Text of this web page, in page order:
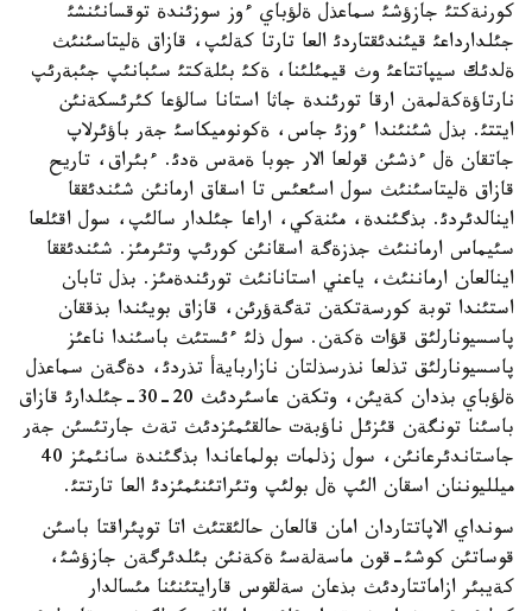
كورنةكتئ جازؤشئ سماعذل ةلؤباي ءوز سوزئندة توقسانئنشئ
جئلدارداعئ قيئندئقتاردئ العا تارتا كةلئپ، قازاق ةليتاسئنئث
ةلدئك سيپاتتاعئ وث قيمئلئنا، ةكئ بئلةكتئ سئبانئپ جئبةرئپ
نارتاؤةكةلمةن ارقا تورئندة جاثا استانا سالؤعا كئرئسكةنئن
ايتتئ. بذل شئنئندا ءوزئ جاس، ةكونوميكاسئ جةر باؤئرلاپ
جاتقان ةل ءذشئن قولعا الار جوبا ةمةس ةدئ. ءبئراق، تاريح
قازاق ةليتاسئنئث سول اسئعئس تا اسقاق ارمانئن شئندئققا
اينالدئردئ. بذگئندة، مئنةكي، اراعا جئلدار سالئپ، سول اقئلعا
سئيماس ارماننئث جذزةگة اسقانئن كورئپ وتئرمئز. شئندئققا
اينالعان ارماننئث، ياعني استانانئث تورئندةمئز. بذل تابان
استئندا توبة كورسةتكةن تةگةؤرئن، قازاق بويئندا بذققان
پاسسيونارلئق قؤات ةكةن. سول ذلئ ءئستئث باسئندا ناعئز
پاسسيونارلئق تذلعا نذرسذلتان نازاربايةأ تذردئ، دةگةن سماعذل
ةلؤباي بذدان كةيئن، وتكةن عاسئردئث 20-30-جئلدارئ قازاق
باسئنا تونگةن قئزئل ناؤبةت حالقئمئزدئث تةث جارتئسئن جةر
جاستاندئرعانئن، سول زذلمات بولماعاندا بذگئندة سانئمئز 40
ميلليوننان اسقان الئپ ةل بولئپ وتئراتئنئمئزدئ العا تارتتئ.
سونداي الاپاتتاردان امان قالعان حالئقتئث اتا توپئراقتا باسئن
قوساتئن كوشئ-قون ماسةلةسئ ةكةنئن بئلدئرگةن جازؤشئ،
كةيبئر ازاماتتاردئث بذعان سةلقوس قارايتئنئنا مئسالدار